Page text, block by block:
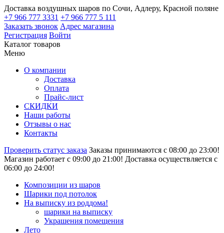
Доставка воздушных шаров по Сочи, Адлеру, Красной поляне
+7 966 777 3331 +7 966 777 5 111
Заказать звонок Адрес магазина
Регистрация Войти
Каталог товаров
Меню
О компании
Доставка
Оплата
Прайс-лист
СКИДКИ
Наши работы
Отзывы о нас
Контакты
Проверить статус заказа Заказы принимаются с 08:00 до 23:00!
Магазин работает с 09:00 до 21:00! Доставка осуществляется с
06:00 до 24:00!
Композиции из шаров
Шарики под потолок
На выписку из роддома!
шарики на выписку
Украшения помещения
Лето